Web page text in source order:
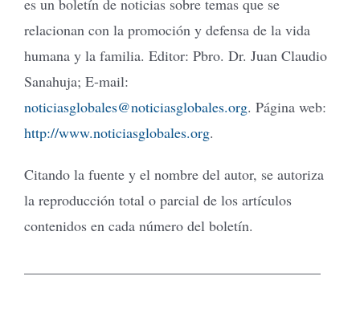
relacionan con la promoción y defensa de la vida
humana y la familia. Editor: Pbro. Dr. Juan Claudio
Sanahuja; E-mail:
noticiasglobales@noticiasglobales.org. Página web:
http://www.noticiasglobales.org.
Citando la fuente y el nombre del autor, se autoriza
la reproducción total o parcial de los artículos
contenidos en cada número del boletín.